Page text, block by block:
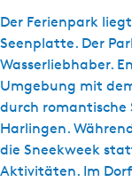
Der Ferienpark
Seenplatte. Der
Wasserliebhaber.
Umgebung mit
durch romantische
Harlingen.
die Sneekweek
Aktivitäten. Im